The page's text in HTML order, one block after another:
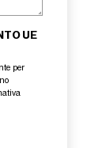
UE
per